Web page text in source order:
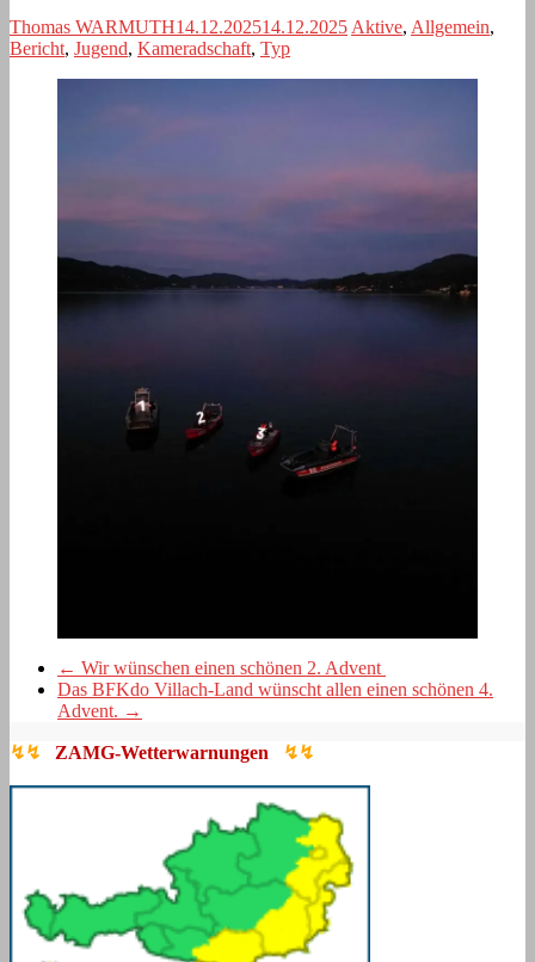
Thomas WARMUTH14.12.202514.12.2025 Aktive, Allgemein,
Bericht, Jugend, Kameradschaft, Typ
← Wir wünschen einen schönen 2. Advent
Das BFKdo Villach-Land wünscht allen einen schönen 4.
Advent. →
↯↯ ZAMG-Wetterwarnungen ↯↯